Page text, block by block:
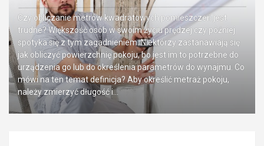
Czy obliczanie metrów kwadratowych pomieszczeń jest
trudne? Większość osób w swoim życiu prędzej czy później
spotyka się z tym zagadnieniem. Niektórzy zastanawiają się
jak obliczyć powierzchnię pokoju, bo jest im to potrzebne do
urządzenia go lub do określenia parametrów do wynajmu. Co
mówi na ten temat definicja? Aby określić metraż pokoju,
należy zmierzyć długość i…